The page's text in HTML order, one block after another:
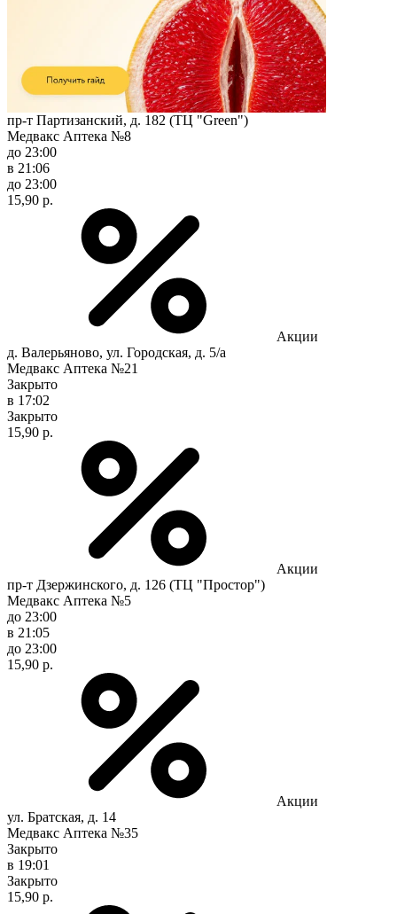
пр-т Партизанский, д. 182 (ТЦ "Green")
Медвакс Аптека №8
до 23:00
в 21:06
до 23:00
15,90 р.
Акции
д. Валерьяново, ул. Городская, д. 5/а
Медвакс Аптека №21
Закрыто
в 17:02
Закрыто
15,90 р.
Акции
пр-т Дзержинского, д. 126 (ТЦ "Простор")
Медвакс Аптека №5
до 23:00
в 21:05
до 23:00
15,90 р.
Акции
ул. Братская, д. 14
Медвакс Аптека №35
Закрыто
в 19:01
Закрыто
15,90 р.